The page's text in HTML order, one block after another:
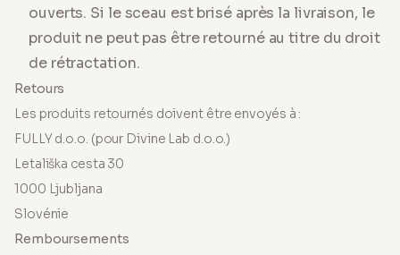
ouverts. Si le sceau est brisé après la livraison, le
produit ne peut pas être retourné au titre du droit
de rétractation.
Retours
Les produits retournés doivent être envoyés à :
FULLY d.o.o. (pour Divine Lab d.o.o.)
Letališka cesta 30
1000 Ljubljana
Slovénie
Remboursements